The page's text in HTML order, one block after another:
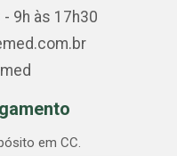
9h às 17h30
em CC.